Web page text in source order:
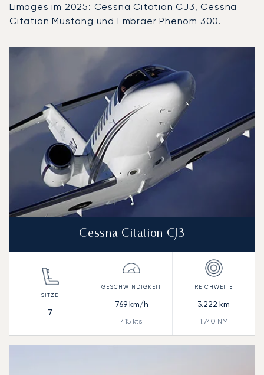
Limoges im 2025: Cessna Citation CJ3, Cessna
Citation Mustang und Embraer Phenom 300.
Foto des Flugzeugs
Geschwindigkeit (Knoten)
Cessna Citation CJ3
7
769km/h
415 kts
3.222 km
1.740 NM